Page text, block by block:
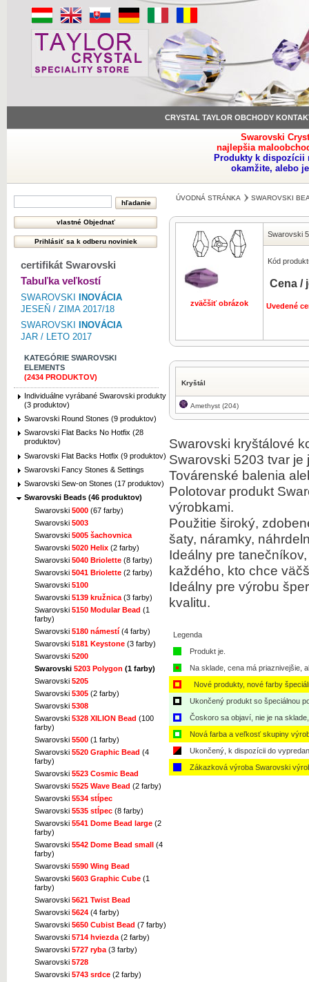
CRYSTAL TAYLOR OBCHODY
Swarovski
najlepšia
Produkty k dispozícii
okamžite, alebo
certifikát Swarovski
Tabuľka veľkostí
SWAROVSKI
INOVÁCIA
JESEŇ / ZIMA 2017/18
SWAROVSKI
INOVÁCIA
JAR / LETO 2017
KATEGÓRIE SWAROVSKI
ELEMENTS
(2434 PRODUKTOV)
Individuálne vyrábané Swarovski produkty
(3 produktov)
Swarovski Round Stones (9 produktov)
Swarovski Flat Backs No Hotfix (28
produktov)
Swarovski Flat Backs Hotfix (9 produktov)
Swarovski Fancy Stones & Settings
Swarovski Sew-on Stones (17 produktov)
Swarovski Beads (46 produktov)
Swarovski 5000 (67 farby)
Swarovski 5003
Swarovski 5005 šachovnica
Swarovski 5020 Helix (2 farby)
Swarovski 5040 Briolette (8 farby)
Swarovski 5041 Briolette (2 farby)
Swarovski 5100
Swarovski 5139 kružnica (3 farby)
Swarovski 5150 Modular Bead (1
farby)
Swarovski 5180 námestí (4 farby)
Swarovski 5181 Keystone (3 farby)
Swarovski 5200
Swarovski 5203 Polygon (1 farby)
Swarovski 5205
Swarovski 5305 (2 farby)
Swarovski 5308
Swarovski 5328 XILION Bead (100
farby)
Swarovski 5500 (1 farby)
Swarovski 5520 Graphic Bead (4
farby)
Swarovski 5523 Cosmic Bead
Swarovski 5525 Wave Bead (2 farby)
Swarovski 5534 stĺpec
Swarovski 5535 stĺpec (8 farby)
Swarovski 5541 Dome Bead large (2
farby)
Swarovski 5542 Dome Bead small (4
farby)
Swarovski 5590 Wing Bead
Swarovski 5603 Graphic Cube (1
farby)
Swarovski 5621 Twist Bead
Swarovski 5624 (4 farby)
Swarovski 5650 Cubist Bead (7 farby)
Swarovski 5714 hviezda (2 farby)
Swarovski 5727 ryba (3 farby)
Swarovski 5728
Swarovski 5743 srdce (2 farby)
ÚVODNÁ STRÁNKA SWAROVSKI
zväčšiť obrázok
Swarovski
Kód
Cena /
Uvedené
Kryštál
Amethyst (204)
Swarovski kryštálové
Swarovski 5203 tvar je
Továrenské balenia
Polotovar produkt
výrobkami.
Použitie široký,
šaty, náramky,
Ideálny pre
každého, kto chce
Ideálny pre výrobu
kvalitu.
Legenda
Produkt je.
Na sklade, cena má priaznivejšie,
Nové produkty, nové farby
Ukončený produkt so špeciálnou
Čoskoro sa objaví, nie je na
Nová farba a veľkosť skupiny
Ukončený, k dispozícii do
Zákazková výroba Swarovski